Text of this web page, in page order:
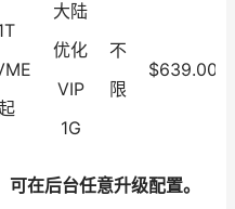
大陆
优化
VIP
1G
不
限
$639.00
在后台任意升级配置。